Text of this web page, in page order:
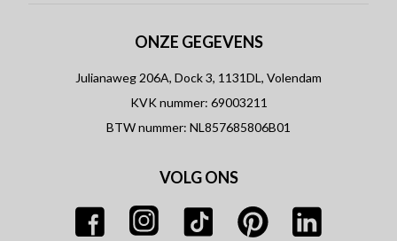
ONZE GEGEVENS
Julianaweg 206A, Dock 3, 1131DL, Volendam
KVK nummer: 69003211
BTW nummer: NL857685806B01
VOLG ONS